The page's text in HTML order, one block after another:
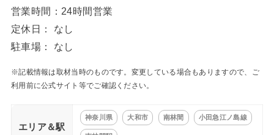
営業時間：24時間営業
定休日： なし
駐車場： なし
※記載情報は取材当時のものです。変更している場合もありますので、ご
利用前に公式サイト等でご確認ください。
エリア＆駅
神奈川県 大和市 南林間 小田急江ノ島線